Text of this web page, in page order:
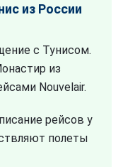
из России
с Тунисом.
из
Nouvelair.
рейсов у
полеты